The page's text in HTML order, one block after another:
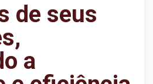
de seus
a